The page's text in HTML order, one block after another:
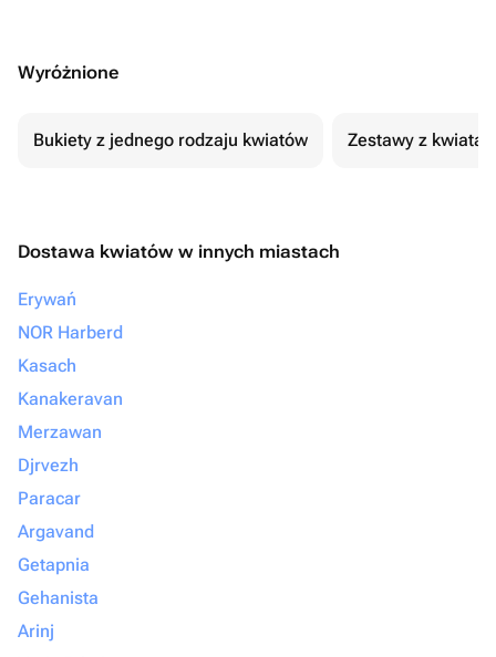
Wyróżnione
Bukiety z jednego rodzaju kwiatów Zestawy z
Dostawa kwiatów w innych miastach
Erywań
NOR Harberd
Kasach
Kanakeravan
Merzawan
Djrvezh
Paracar
Argavand
Getapnia
Gehanista
Arinj